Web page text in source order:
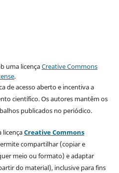
uma licençaCreative Commons
.
de acesso aberto e incentiva a
científico. Os autores mantêm os
publicados no periódico.
licençaCreative Commons
compartilhar (copiar e
meio ou formato) e adaptar
do material), inclusive para fins